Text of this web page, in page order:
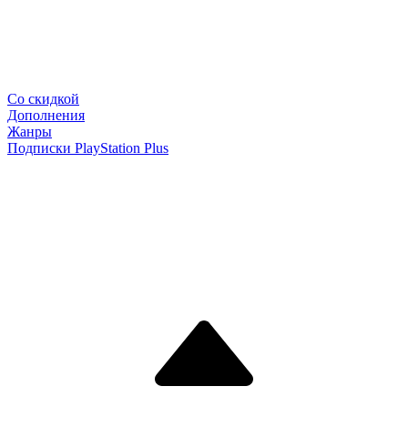
Со скидкой
Дополнения
Жанры
Подписки PlayStation Plus